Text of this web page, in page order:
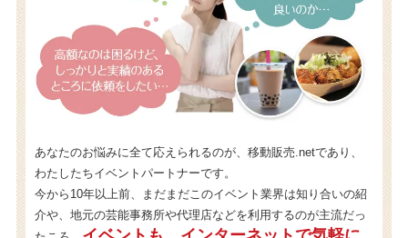
あなたのお悩みに全て応えられるのが、移動販売.netであり、
わたしたちイベントパートナーです。
今から10年以上前、まだまだこのイベント業界は知り合いの紹
介や、地元の芸能事務所や代理店などを利用するのが主流だっ